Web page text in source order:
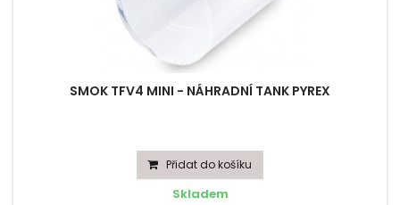
SMOK TFV4 MINI - NÁHRADNÍ TANK PYREX
Přidat do košíku
Skladem